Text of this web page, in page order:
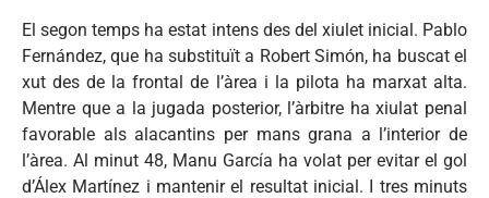
El segon temps ha estat intens des del xiulet inicial. Pablo
Fernández, que ha substituït a Robert Simón, ha buscat el
xut des de la frontal de l’àrea i la pilota ha marxat alta.
Mentre que a la jugada posterior, l’àrbitre ha xiulat penal
favorable als alacantins per mans grana a l’interior de
l’àrea. Al minut 48, Manu García ha volat per evitar el gol
d’Álex Martínez i mantenir el resultat inicial. I tres minuts